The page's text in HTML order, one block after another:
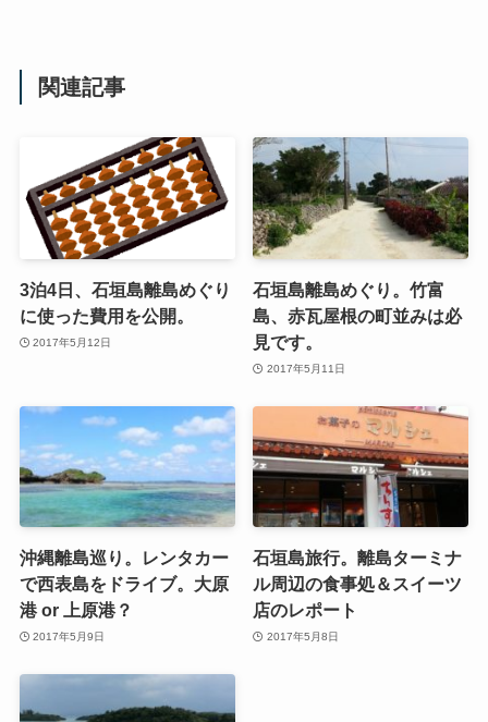
関連記事
3泊4日、石垣島離島めぐり
に使った費用を公開。
2017年5月12日
石垣島離島めぐり。竹富
島、赤瓦屋根の町並みは必
見です。
2017年5月11日
沖縄離島巡り。レンタカー
で西表島をドライブ。大原
港 or 上原港？
2017年5月9日
石垣島旅行。離島ターミナ
ル周辺の食事処＆スイーツ
店のレポート
2017年5月8日